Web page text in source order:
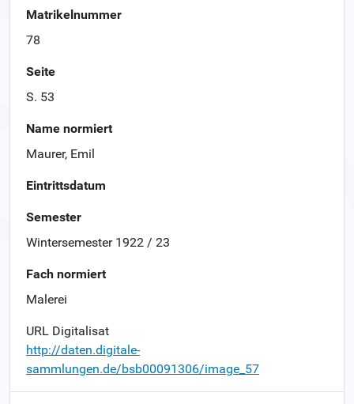
Matrikelnummer
78
Seite
S. 53
Name normiert
Maurer, Emil
Eintrittsdatum
Semester
Wintersemester 1922 / 23
Fach normiert
Malerei
URL Digitalisat
http://daten.digitale-
sammlungen.de/bsb00091306/image_57